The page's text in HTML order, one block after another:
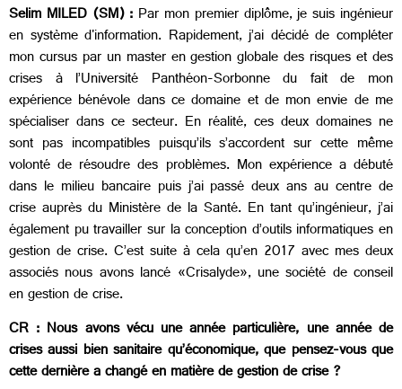
Selim MILED (SM) : Par mon premier diplôme, je suis ingénieur
en système d'information. Rapidement, j’ai décidé de compléter
mon cursus par un master en gestion globale des risques et des
crises à l’Université Panthéon-Sorbonne du fait de mon
expérience bénévole dans ce domaine et de mon envie de me
spécialiser dans ce secteur. En réalité, ces deux domaines ne
sont pas incompatibles puisqu’ils s’accordent sur cette même
volonté de résoudre des problèmes. Mon expérience a débuté
dans le milieu bancaire puis j’ai passé deux ans au centre de
crise auprès du Ministère de la Santé. En tant qu’ingénieur, j’ai
également pu travailler sur la conception d’outils informatiques en
gestion de crise. C’est suite à cela qu’en 2017 avec mes deux
associés nous avons lancé «Crisalyde», une société de conseil
en gestion de crise.
CR : Nous avons vécu une année particulière, une année de
crises aussi bien sanitaire qu’économique, que pensez-vous que
cette dernière a changé en matière de gestion de crise ?